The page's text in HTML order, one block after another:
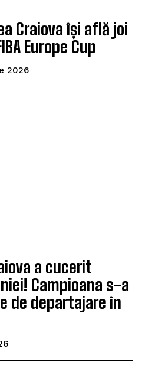
Craiova își află joi
Europe Cup
2026
a cucerit
Campioana s-a
de departajare în